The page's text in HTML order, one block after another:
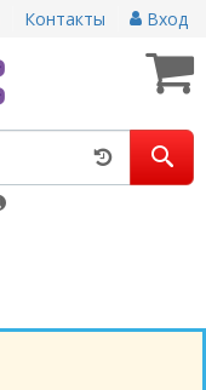
Контакты Вход